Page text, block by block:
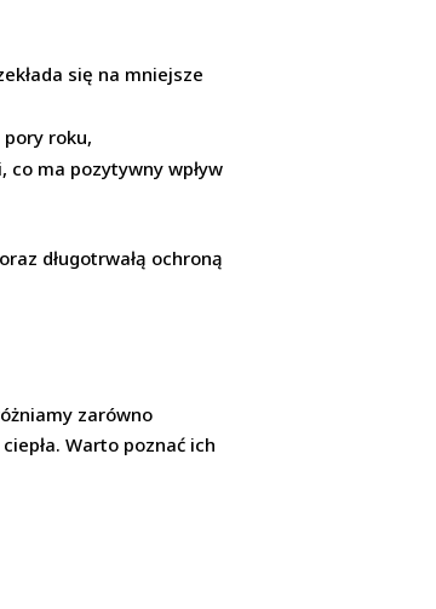
się na mniejsze
roku,
ma pozytywny wpływ
długotrwałą ochroną
zarówno
Warto poznać ich